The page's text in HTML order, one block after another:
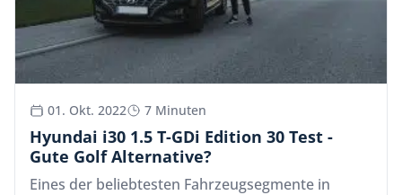
01. Okt. 2022 7 Minuten
Hyundai i30 1.5 T-GDi Edition 30 Test -
Gute Golf Alternative?
Eines der beliebtesten Fahrzeugsegmente in